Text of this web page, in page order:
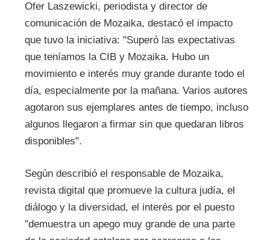
Ofer Laszewicki, periodista y director de
comunicación de Mozaika, destacó el impacto
que tuvo la iniciativa: "Superó las expectativas
que teníamos la CIB y Mozaika. Hubo un
movimiento e interés muy grande durante todo el
día, especialmente por la mañana. Varios autores
agotaron sus ejemplares antes de tiempo, incluso
algunos llegaron a firmar sin que quedaran libros
disponibles".
Según describió el responsable de Mozaika,
revista digital que promueve la cultura judía, el
diálogo y la diversidad, el interés por el puesto
"demuestra un apego muy grande de una parte